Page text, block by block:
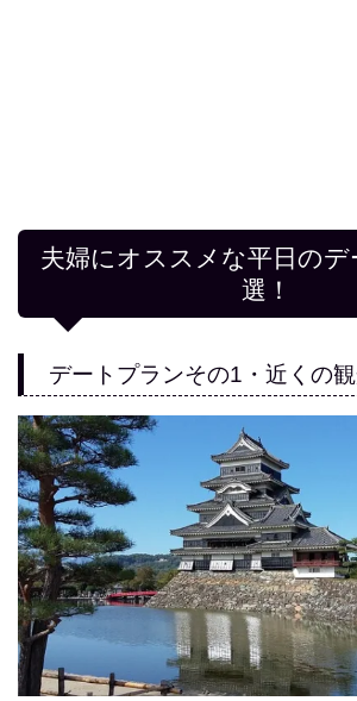
夫婦にオススメな平日の
選！
デートプランその1・近くの